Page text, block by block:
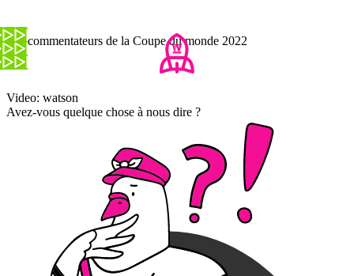
Les commentateurs de la Coupe du monde 2022
Video: watson
Avez-vous quelque chose à nous dire ?